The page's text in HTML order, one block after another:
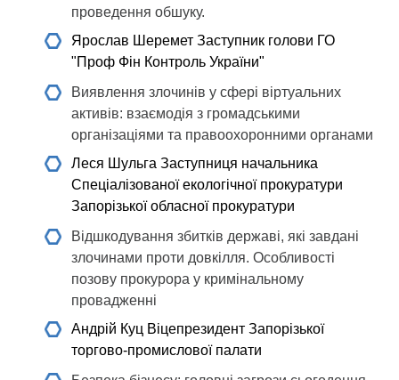
проведення обшуку.
Ярослав Шеремет Заступник голови ГО
"Проф Фін Контроль України"
Виявлення злочинів у сфері віртуальних
активів: взаємодія з громадськими
організаціями та правоохоронними органами
Леся Шульга Заступниця начальника
Спеціалізованої екологічної прокуратури
Запорізької обласної прокуратури
Відшкодування збитків державі, які завдані
злочинами проти довкілля. Особливості
позову прокурора у кримінальному
провадженні
Андрій Куц Віцепрезидент Запорізької
торгово-промислової палати